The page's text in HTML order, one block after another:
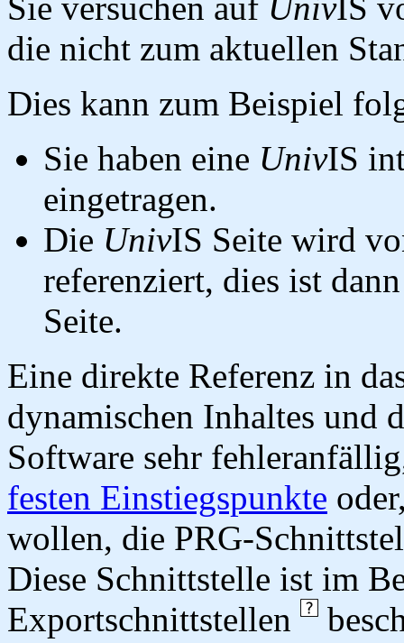
die nicht zum aktuellen
Dies kann zum Beispiel
Sie haben eine UnivIS
eingetragen.
Die UnivIS Seite wird
referenziert, dies ist
Seite.
Eine direkte Referenz in
dynamischen Inhaltes und
Software sehr
festen Einstiegspunkte
wollen, die PRG-
Diese Schnittstelle ist im
Exportschnittstellen